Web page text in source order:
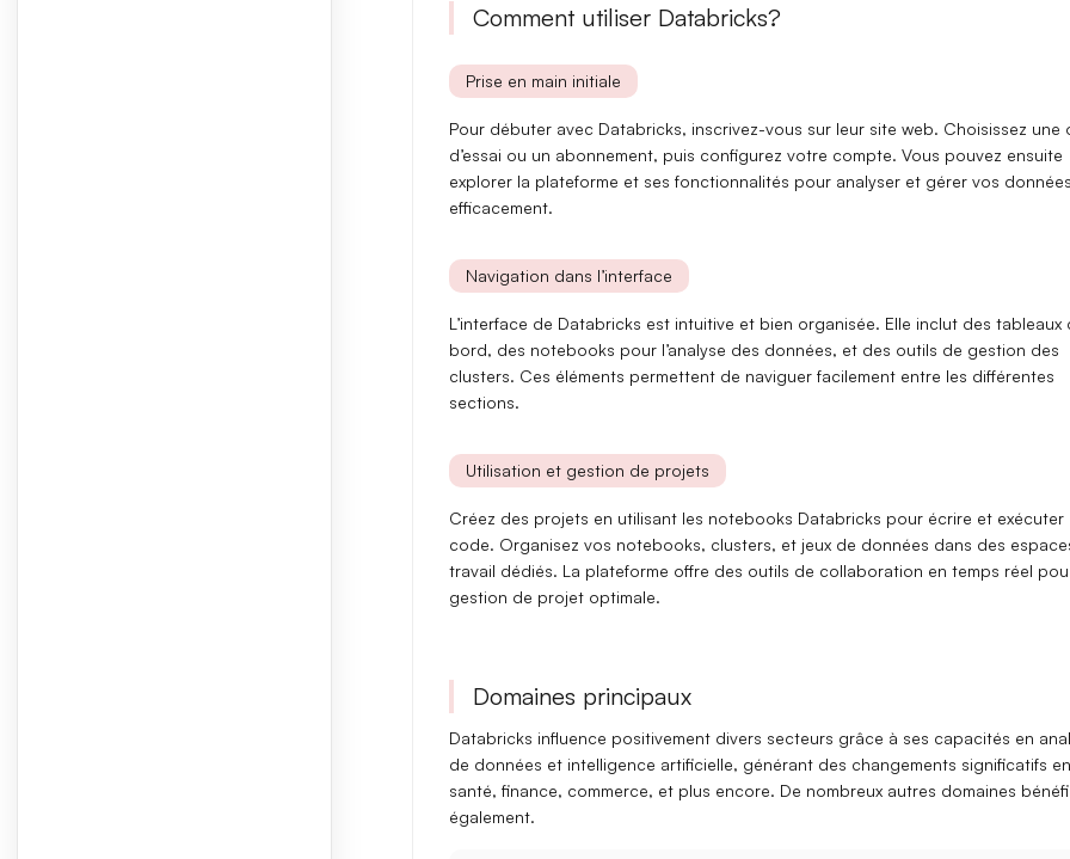
Comment utiliser Databricks?
Prise en main initiale
Pour débuter avec Databricks, inscrivez-vous sur leur site web. Choisissez une
d’essai ou un abonnement, puis configurez votre compte. Vous pouvez ensuite
explorer la plateforme et ses fonctionnalités pour analyser et gérer vos
efficacement.
Navigation dans l’interface
L’interface de Databricks est intuitive et bien organisée. Elle inclut des tableaux
bord, des notebooks pour l’analyse des données, et des outils de gestion des
clusters. Ces éléments permettent de naviguer facilement entre les différentes
sections.
Utilisation et gestion de projets
Créez des projets en utilisant les notebooks Databricks pour écrire et exécuter
code. Organisez vos notebooks, clusters, et jeux de données dans des
travail dédiés. La plateforme offre des outils de collaboration en temps réel
gestion de projet optimale.
Domaines principaux
Databricks influence positivement divers secteurs grâce à ses capacités en
de données et intelligence artificielle, générant des changements significatifs en
santé, finance, commerce, et plus encore. De nombreux autres domaines
également.